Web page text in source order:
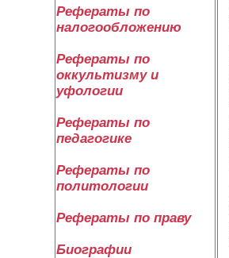
Рефераты по
налогообложению
Рефераты по
оккультизму и
уфологии
Рефераты по
педагогике
Рефераты по
политологии
Рефераты по праву
Биографии